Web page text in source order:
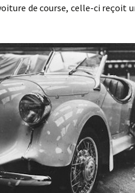
de course, celle-ci reçoit